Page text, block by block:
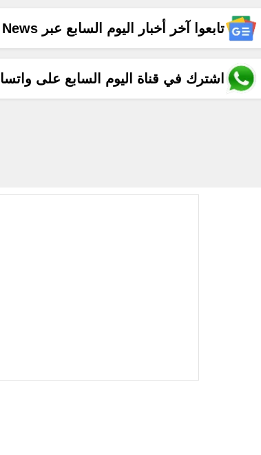
تابعوا آخر أخبار اليوم السابع عبر Google News
اشترك في قناة اليوم السابع على